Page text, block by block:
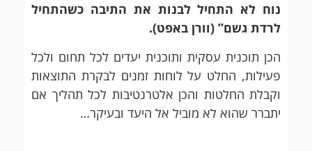
נוח לא התחיל לבנות את התיבה כשהתחיל
לרדת גשם” (וורן באפט).
הכן תוכנית עסקית ותוכנית יעדים לכל תחום ולכל
פעילות, החלט על לוחות זמנים לבקרת התוצאות
וקבלת החלטות והכן אלטרנטיבות לכל תהליך אם
יתברר שהוא לא מוביל אל היעד ובעיקר…